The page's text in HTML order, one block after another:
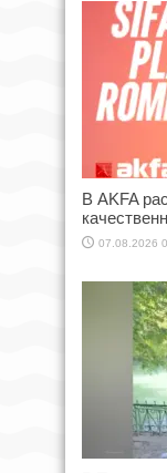
В AKFA
07.08.2026